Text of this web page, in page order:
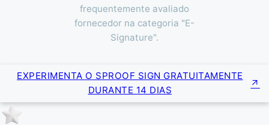
frequentemente avaliado
fornecedor na categoria "E-
Signature".
EXPERIMENTA O SPROOF SIGN GRATUITAMENTE
DURANTE 14 DIAS